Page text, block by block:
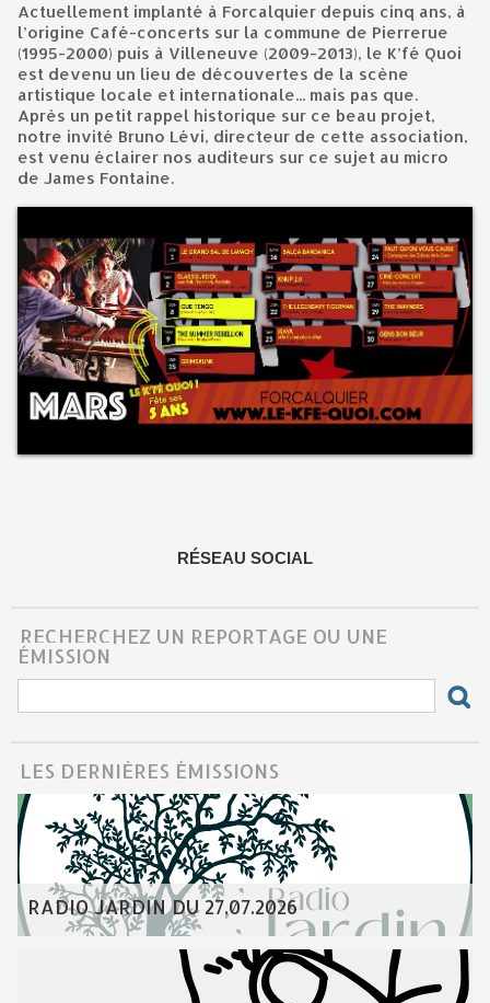
Actuellement implanté à Forcalquier depuis cinq ans, à
l’origine Café-concerts sur la commune de Pierrerue
(1995-2000) puis à Villeneuve (2009-2013), le K’fé Quoi
est devenu un lieu de découvertes de la scène
artistique locale et internationale... mais pas que.
Après un petit rappel historique sur ce beau projet,
notre invité Bruno Lévi, directeur de cette association,
est venu éclairer nos auditeurs sur ce sujet au micro
de James Fontaine.
RÉSEAU SOCIAL
RECHERCHEZ UN REPORTAGE OU UNE
ÉMISSION
LES DERNIÈRES ÉMISSIONS
RADIO JARDIN DU 27.07.2026